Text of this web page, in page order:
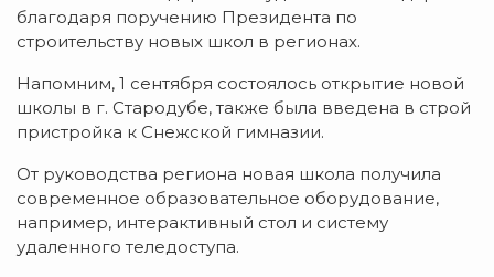
благодаря поручению Президента по
строительству новых школ в регионах.
Напомним, 1 сентября состоялось открытие новой
школы в г. Стародубе, также была введена в строй
пристройка к Снежской гимназии.
От руководства региона новая школа получила
современное образовательное оборудование,
например, интерактивный стол и систему
удаленного теледоступа.